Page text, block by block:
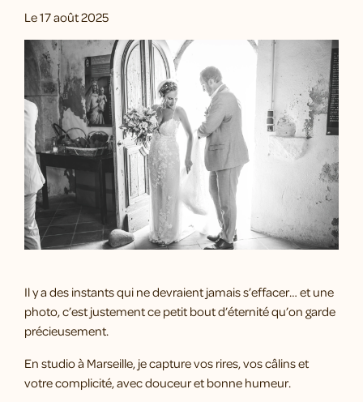
Le17 août 2025
Il y a des instants qui ne devraient jamais s’effacer… et une
photo, c’est justement ce petit bout d’éternité qu’on garde
précieusement.
En studio à Marseille, je capture vos rires, vos câlins et
votre complicité, avec douceur et bonne humeur.